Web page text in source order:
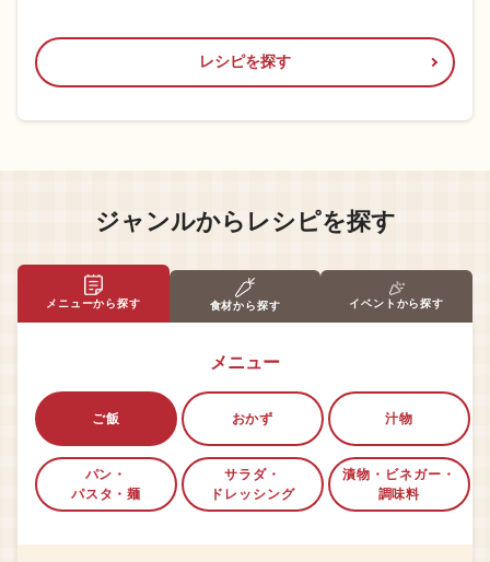
レシピを探す
ジャンルからレシピを探す
メニューから探す 食材から探す イベントから探す
メニュー
ご飯 おかず 汁物
パン・
パスタ・麺
サラダ・
ドレッシング
漬物・ビネガー・
調味料